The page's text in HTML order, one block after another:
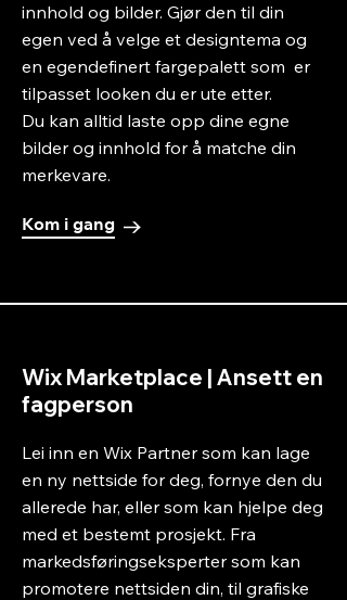
innhold og bilder. Gjør den til din
egen ved å velge et designtema og
en egendefinert fargepalett som er
tilpasset looken du er ute etter.
Du kan alltid laste opp dine egne
bilder og innhold for å matche din
merkevare.
Kom i gang
Wix Marketplace | Ansett en
fagperson
Lei inn en Wix Partner som kan lage
en ny nettside for deg, fornye den du
allerede har, eller som kan hjelpe deg
med et bestemt prosjekt. Fra
markedsføringseksperter som kan
promotere nettsiden din, til grafiske